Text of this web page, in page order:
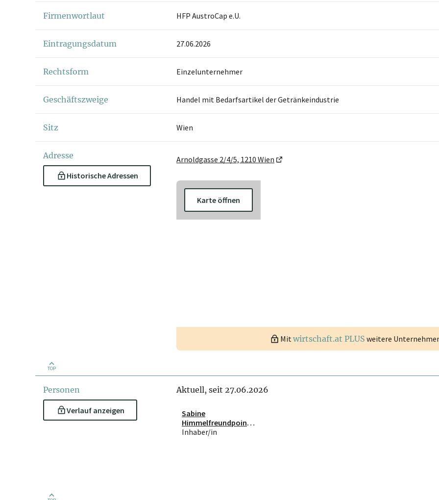
Firmenwortlaut HFP AustroCap e.U.
Eintragungsdatum 27.06.2026
Rechtsform Einzelunternehmer
Geschäftszweige Handel mit Bedarfsartikel der Getränkeindustrie
Sitz Wien
Adresse
Historische Adressen
Arnoldgasse 2/4/5, 1210 Wien
Karte öffnen
Mitwirtschaft.at PLUS weitere
TOP
Personen
Verlauf anzeigen
Aktuell, seit 27.06.2026
Sabine
Himmelfreundpointn
er
Inhaber/in